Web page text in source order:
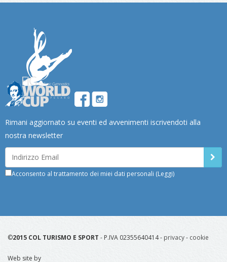
Rimani aggiornato su eventi ed avvenimenti iscrivendoti alla
nostra newsletter
Acconsento al trattamento dei miei dati personali (Leggi)
©2015 COL TURISMO E SPORT - P.IVA 02355640414 - privacy- cookie
Web site by